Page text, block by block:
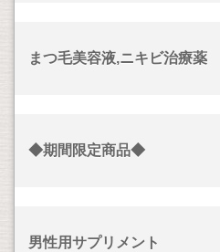
まつ毛美容液,ニキビ治療薬
◆期間限定商品◆
男性用サプリメント